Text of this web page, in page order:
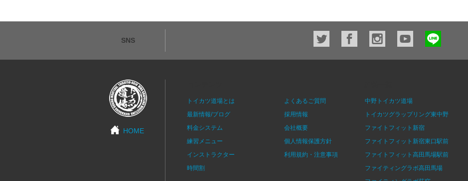
SNS
HOME
トイカツ道場とは
最新情報/ブログ
料金システム
練習メニュー
インストラクター
時間割
よくあるご質問
採用情報
会社概要
個人情報保護方針
利用規約・注意事項
中野トイカツ道場
トイカツグラップリング東中野
ファイトフィット新宿
ファイトフィット新宿東口駅前
ファイトフィット高田馬場駅前
ファイティングラボ高田馬場